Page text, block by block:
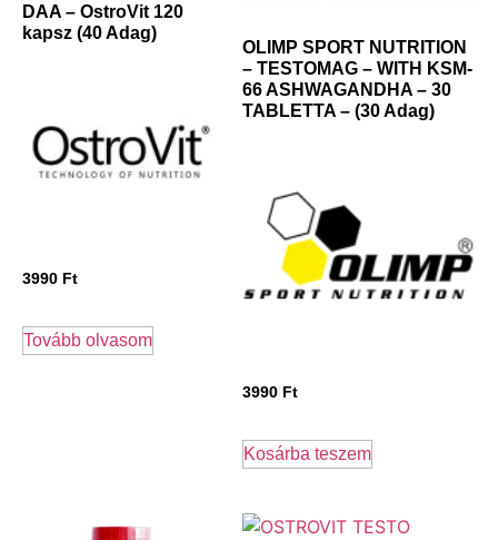
DAA – OstroVit 120
kapsz (40 Adag)
3990 Ft
Tovább olvasom
OLIMP SPORT NUTRITION
– TESTOMAG – WITH KSM-
66 ASHWAGANDHA – 30
TABLETTA – (30 Adag)
3990 Ft
Kosárba teszem